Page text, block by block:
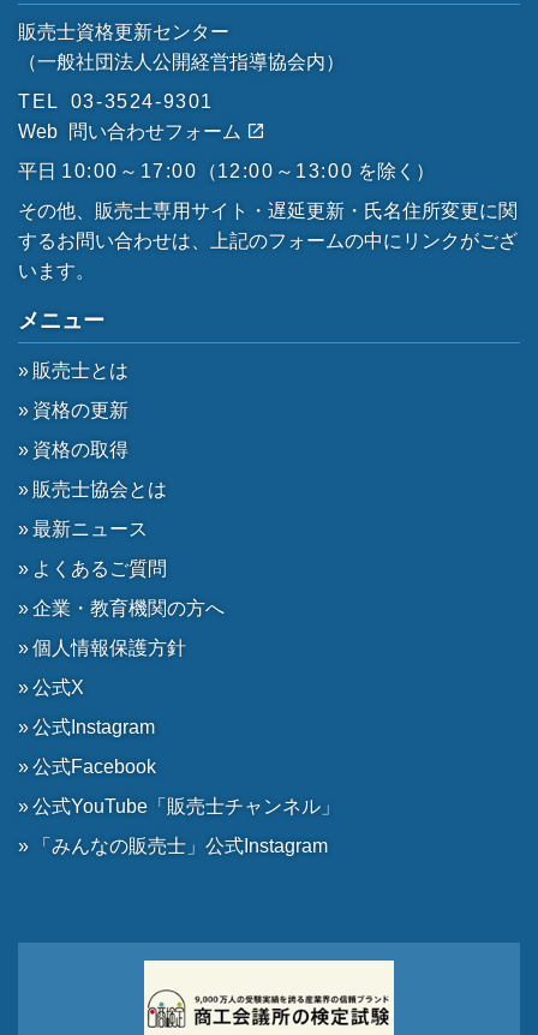
販売士資格更新センター
（一般社団法人公開経営指導協会内）
TEL
03-3524-9301
Web
問い合わせフォーム
平日 10:00～17:00 （12:00～13:00 を除く）
その他、販売士専用サイト・遅延更新・氏名住所変更に関
するお問い合わせは、上記のフォームの中にリンクがござ
います。
メニュー
販売士とは
資格の更新
資格の取得
販売士協会とは
最新ニュース
よくあるご質問
企業・教育機関の方へ
個人情報保護方針
公式X
公式Instagram
公式Facebook
公式YouTube「販売士チャンネル」
「みんなの販売士」公式Instagram